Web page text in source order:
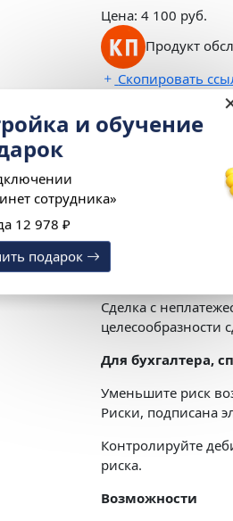
Цена:4 100 руб.
Продукт
Скопировать
Преимущества
Для
Будьте в курсе
реорганизации,
Сделка с
целесообразности
Для бухгалтера,
Уменьшите риск
Риски, подписана
Контролируйте
риска.
Возможности
Настройка и
в подарок
При подключении
«1С:Кабинет сотрудника»
Выгода 12 978 ₽
Получить подарок